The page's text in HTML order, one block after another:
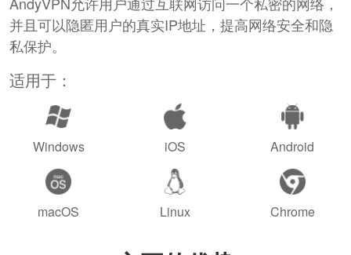
并且可以隐匿用户的真实IP地址，提高网络安全和隐
私保护。
适用于：
Windows iOS Android
macOS Linux Chrome